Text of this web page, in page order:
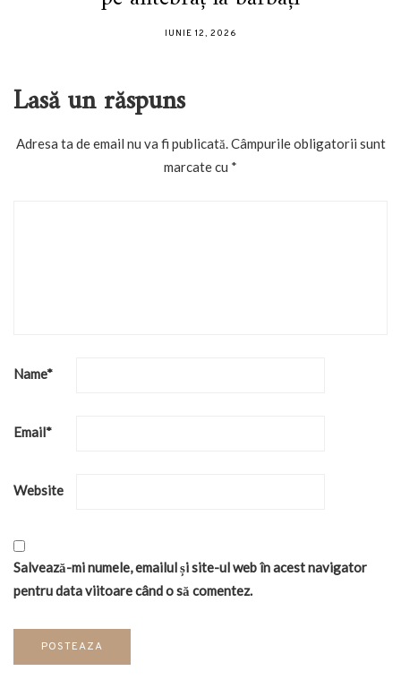
IUNIE 12, 2026
Lasă un răspuns
Adresa ta de email nu va fi publicată.Câmpurile obligatorii sunt
marcate cu *
Name*
Email*
Website
Salvează-mi numele, emailul și site-ul web în acest navigator
pentru data viitoare când o să comentez.